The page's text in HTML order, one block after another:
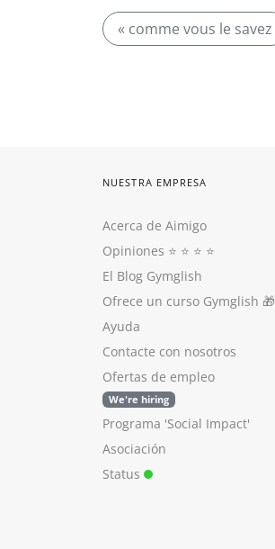
« comme vous le savez
NUESTRA EMPRESA
Acerca de Aimigo
Opiniones ⭐️ ⭐️ ⭐️ ⭐️
El Blog Gymglish
Ofrece un curso Gymglish 🎁
Ayuda
Contacte con nosotros
Ofertas de empleo
We're hiring
Programa 'Social Impact'
Asociación
Status